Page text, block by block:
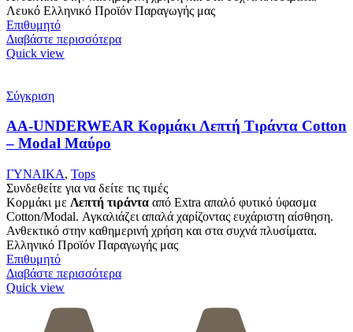
Λευκό Ελληνικό Προϊόν Παραγωγής μας
Επιθυμητό
Διαβάστε περισσότερα
Quick view
Σύγκριση
AA-UNDERWEAR Κορμάκι Λεπτή Τιράντα Cotton
– Modal Μαύρο
ΓΥΝΑΙΚΑ, Tops
Συνδεθείτε για να δείτε τις τιμές
Κορμάκι με Λεπτή τιράντα από Extra απαλό φυτικό ύφασμα
Cotton/Modal. Αγκαλιάζει απαλά χαρίζοντας ευχάριστη αίσθηση.
Ανθεκτικό στην καθημερινή χρήση και στα συχνά πλυσίματα.
Ελληνικό Προϊόν Παραγωγής μας
Επιθυμητό
Διαβάστε περισσότερα
Quick view